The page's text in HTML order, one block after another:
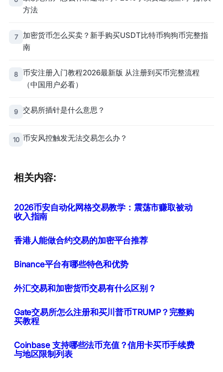
方法
7
加密货币怎么买卖？新手购买USDT比特币狗狗币完整指
南
8
币安注册入门教程2026最新版 从注册到买币完整流程
（中国用户必看）
9 交易所插针是什么意思？
10 币安风控触发无法交易怎么办？
相关内容:
2026币安自动化网格交易教学：震荡市赚取被动
收入指南
香港人能做合约交易的加密平台推荐
Binance平台有哪些特色和优势
外汇交易和加密货币交易有什么区别？
Gate交易所怎么注册和买川普币TRUMP？完整购
买教程
Coinbase 支持哪些法币充值？信用卡买币手续费
与地区限制列表